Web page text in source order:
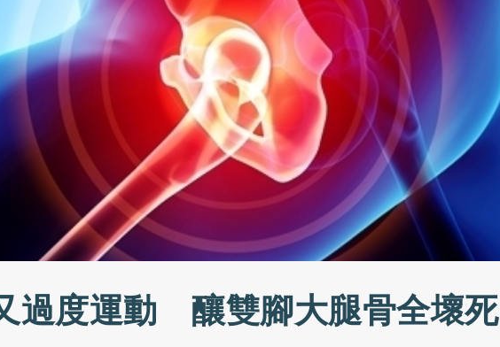
過度運動 釀雙腳大腿骨全壞死